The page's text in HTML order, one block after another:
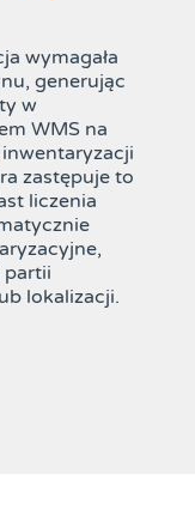
wymagała
generując
w
WMS na
zastępuje to
liczenia
partii
lokalizacji.